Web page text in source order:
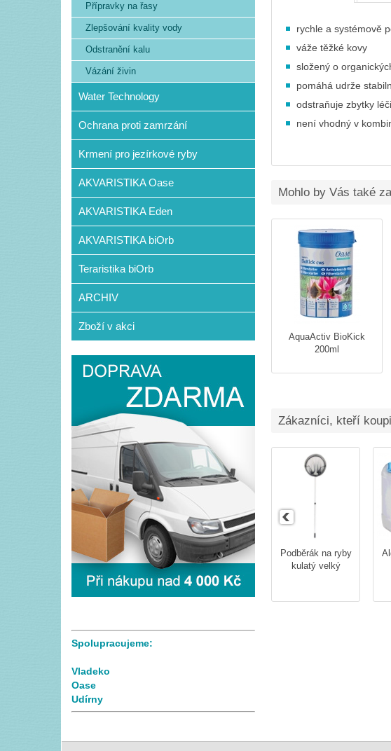
rychle a systémově
váže těžké kovy
složený o
pomáhá udrže
odstraňuje zbytky
není vhodný v
Mohlo by Vás také
AquaActiv BioKick
200ml
Zákazníci, kteří
Podběrák na ryby
kulatý velký
Přípravky na řasy
Zlepšování kvality vody
Odstranění kalu
Vázání živin
Water Technology
Ochrana proti zamrzání
Krmení pro jezírkové ryby
AKVARISTIKA Oase
AKVARISTIKA Eden
AKVARISTIKA biOrb
Teraristika biOrb
ARCHIV
Zboží v akci
Spolupracujeme:
Vladeko
Oase
Udírny